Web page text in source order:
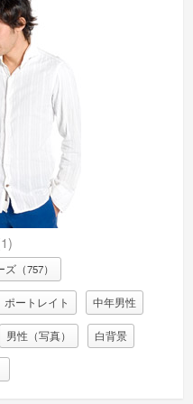
ズ（757）
ポートレイト 中年男性
男性（写真） 白背景